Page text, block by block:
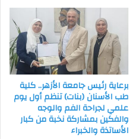
برعاية رئيس جامعة الأزهر.. كلية
طب الأسنان (بنات) تنظم أول يوم
علمي لجراحة الفم والوجه
والفكين بمشاركة نخبة من كبار
الأساتذة والخبراء